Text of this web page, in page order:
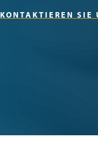
KONTAKTIEREN SIE